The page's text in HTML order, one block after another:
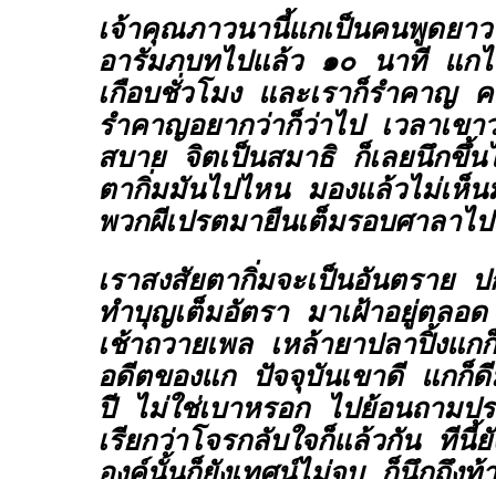
เจ้าคุณภาวนานี้แกเป็นคนพูดยา
อารัมภบทไปแล้ว ๑๐ นาที แกไ
เกือบชั่วโมง และเราก็รำคาญ ค
รำคาญอยากว่าก็ว่าไป เวลาเขา
สบาย จิตเป็นสมาธิ ก็เลยนึกขึ้น
ตากิ่มมันไปไหน มองแล้วไม่เห็
พวกผีเปรตมายืนเต็มรอบศาลา
เราสงสัยตากิ่มจะเป็นอันตราย
ทำบุญเต็มอัตรา มาเฝ้าอยู่ตลอ
เช้าถวายเพล เหล้ายาปลาปิ้งแก
อดีตของแก ปัจจุบันเขาดี แกก็
ปี ไม่ใช่เบาหรอก ไปย้อนถามป
เรียกว่าโจรกลับใจก็แล้วกัน ทีนี้